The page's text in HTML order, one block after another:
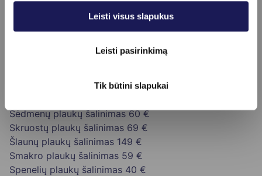
Leisti visus slapukus
Leisti pasirinkimą
Tik būtini slapukai
Riebalinės hiperplazijos šalinimas (1 vnt.)
Riebalinės hiperplazijos šalinimas (2 - 5 vnt.) 69 €
Rožinės gydymas kaktos srityje 89 €
Rožinės gydymas smakro srityje 79 €
Sėdmenų plaukų šalinimas 60 €
Skruostų plaukų šalinimas 69 €
Šlaunų plaukų šalinimas 149 €
Smakro plaukų šalinimas 59 €
Spenelių plaukų šalinimas 40 €